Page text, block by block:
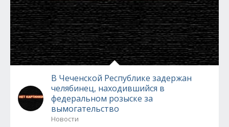
В Чеченской Республике задержан
челябинец, находившийся в
федеральном розыске за
вымогательство
Новости